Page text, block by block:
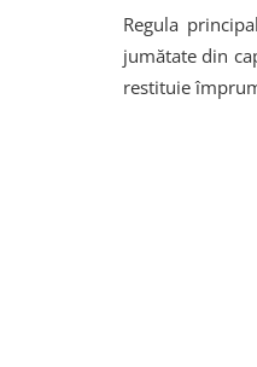
Regula
jumătate din
restituie